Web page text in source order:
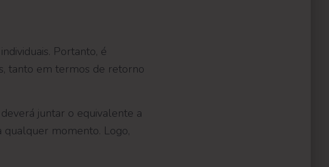
Portanto, é
tanto em termos de retorno
juntar o equivalente a
qualquer momento. Logo,